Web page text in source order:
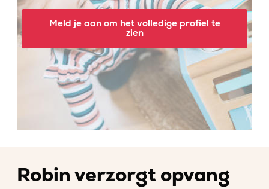
Meld je aan om het volledige profiel te
zien
Robin verzorgt opvang